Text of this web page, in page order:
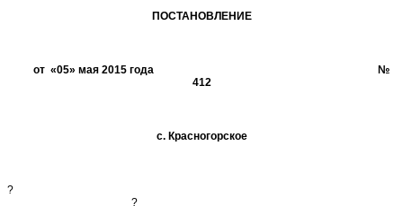
ПОСТАНОВЛЕНИЕ
от «05» мая 2015 года №
412
с. Красногорское
?
?